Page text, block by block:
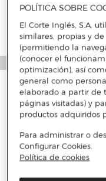
POLÍTICA SOBRE
El Corte Inglés, S.A.
similares, propias y
(permitiendo la
(conocer el
optimización), así
general como
elaborado a partir de
páginas visitadas) y
productos adquiridos
Para administrar o
Configurar Cookies.
Política de cookies